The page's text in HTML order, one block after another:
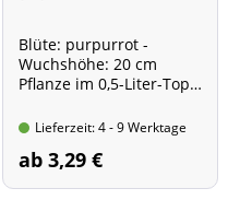
Blüte: purpurrot -
Wuchshöhe: 20 cm
Pflanze im 0,5-Liter-Topf
Sorte!
Lieferzeit: 4 - 9 Werktage
ab 3,29 €